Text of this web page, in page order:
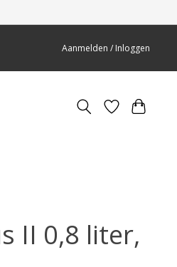
Aanmelden / Inloggen
II 0,8 liter,